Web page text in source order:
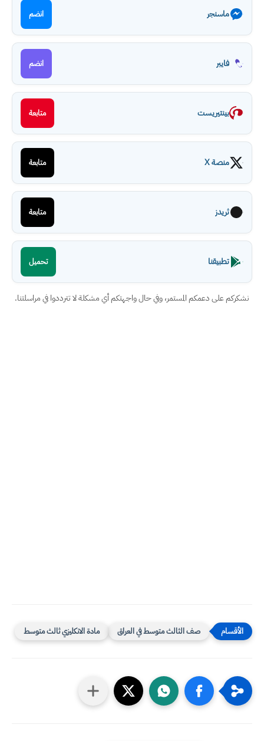
ماسنجر انضم
فايبر انضم
بينتيريست متابعة
منصة X متابعة
ثريدز متابعة
تطبيقنا تحميل
نشكركم على دعمكم المستمر، وفي حال واجهتكم أي مشكلة لا تترددوا في مراسلتنا.
صف الثالث متوسط في العراق مادة الانكليزي ثالث متوسط